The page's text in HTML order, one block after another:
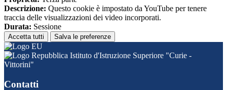
Descrizione: Questo cookie è impostato da YouTube per tenere
traccia delle visualizzazioni dei video incorporati.
Durata: Sessione
Accetta tutti Salva le preferenze
Istituto d'Istruzione Superiore "Curie -
Vittorini"
Contatti